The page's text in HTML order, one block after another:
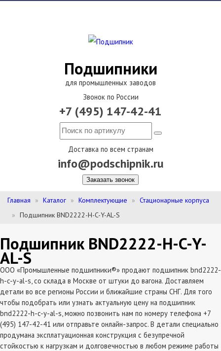
Подшипники
для промышленных заводов
Звонок по России
+7 (495) 147-42-41
Доставка по всем странам
info@podschipnik.ru
Заказать звонок
Главная Каталог Комплектующие
Стационарные корпуса
Подшипник BND2222-H-C-Y-AL-S
Подшипник BND2222-H-C-Y-
AL-S
ООО «Промышленные подшипники®» продают подшипник bnd2222-
h-c-y-al-s, со склада в Москве от штуки до вагона. Доставляем
детали во все регионы России и ближайшие страны СНГ. Для того
чтобы подобрать или узнать актуальную цену на подшипник
bnd2222-h-c-y-al-s, можно позвонить нам по номеру телефона +7
(495) 147-42-41 или отправьте онлайн-запрос. В детали специально
продумана эксплатуационная конструкция с безупречной
стойкостью к нагрузкам и долговечностью в любом режиме работы